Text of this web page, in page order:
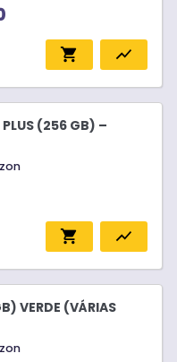
shopping_cart show_chart
PLUS (256 GB) –
shopping_cart show_chart
VERDE (VÁRIAS